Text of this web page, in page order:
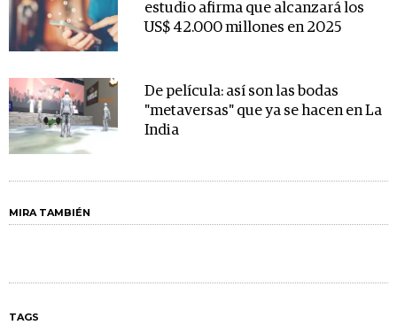
estudio afirma que alcanzará los
US$ 42.000 millones en 2025
De película: así son las bodas
"metaversas" que ya se hacen en La
India
MIRA TAMBIÉN
TAGS